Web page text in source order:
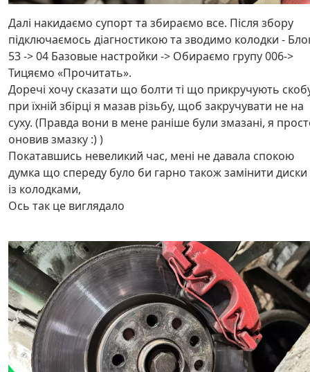
Далі накидаємо супорт та збираємо все. Після збору
підключаємось діагностикою та зводимо колодки -
53 -> 04 Базовые настройки -> Обираємо групу 006->
Тицяємо «Прочитать».
Доречі хочу сказати що болти ті що прикручують
при їхній збірці я мазав різьбу, щоб закручувати не на
суху. (Правда вони в мене раніше були змазані, я
оновив змазку :) )
Покатавшись невеликий час, мені не давала спокою
думка що спереду було би гарно також замінити диски
із колодками,
Ось так це виглядало